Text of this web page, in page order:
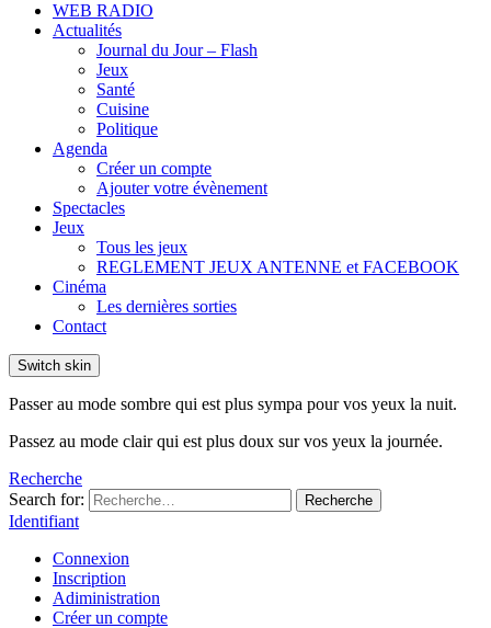
WEB RADIO
Actualités
Journal du Jour – Flash
Jeux
Santé
Cuisine
Politique
Agenda
Créer un compte
Ajouter votre évènement
Spectacles
Jeux
Tous les jeux
REGLEMENT JEUX ANTENNE et FACEBOOK
Cinéma
Les dernières sorties
Contact
Switch skin
Passer au mode sombre qui est plus sympa pour vos yeux la nuit.
Passez au mode clair qui est plus doux sur vos yeux la journée.
Recherche
Search for:
Recherche
Identifiant
Connexion
Inscription
Adiministration
Créer un compte